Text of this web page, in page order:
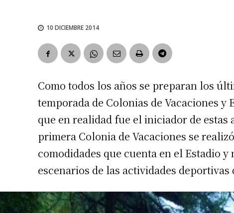
10 DICIEMBRE 2014
Como todos los años se preparan los
temporada de Colonias de Vacaciones
que en realidad fue el iniciador de
primera Colonia de Vacaciones se
comodidades que cuenta en el Estadio
escenarios de las actividades